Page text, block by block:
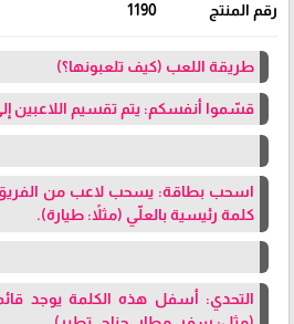
رقم المنتج 1190
طريقة اللعب (كيف تلعبونها؟)
قسّموا أنفسكم: يتم تقسيم اللاعبين
اسحب بطاقة: يسحب لاعب من
كلمة رئيسية بالعلّي (مثلاً: طيارة).
التحدي: أسفل هذه الكلمة يوجد